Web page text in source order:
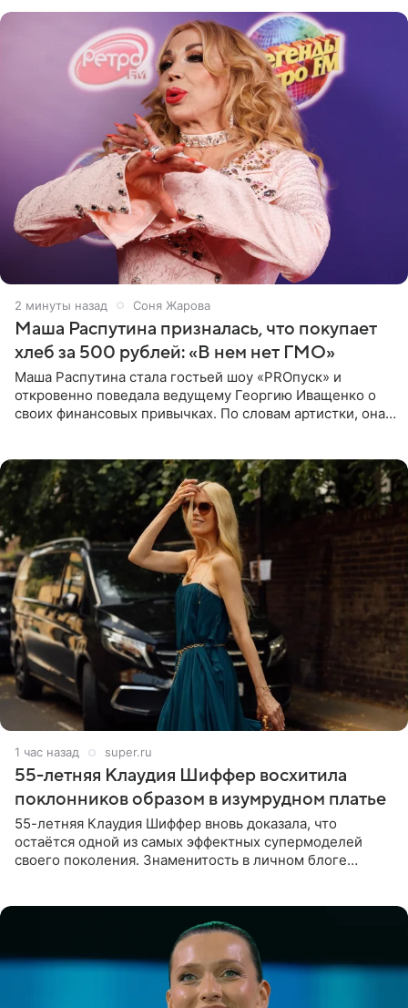
2 минуты назад Соня Жарова
Маша Распутина призналась, что покупает
хлеб за 500 рублей: «В нем нет ГМО»
Маша Распутина стала гостьей шоу «PROпуск» и
откровенно поведала ведущему Георгию Иващенко о
своих финансовых привычках. По словам артистки, она
1 час назад super.ru
55-летняя Клаудия Шиффер восхитила
поклонников образом в изумрудном платье
55-летняя Клаудия Шиффер вновь доказала, что
остаётся одной из самых эффектных супермоделей
своего поколения. Знаменитость в личном блоге